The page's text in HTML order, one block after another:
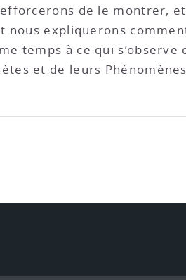
de le montrer,
expliquerons
temps à ce qui
et de leurs